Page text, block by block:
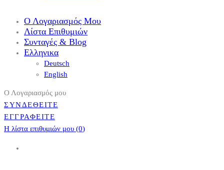
Ο Λογαριασμός Μου
Λίστα Επιθυμιών
Συνταγές & Blog
Ελληνικα
Deutsch
English
Ο Λογαριασμός μου
ΣΥΝΔΕΘΕΙΤΕ
ΕΓΓΡΑΦΕΙΤΕ
Η λίστα επιθυμιών μου (0)